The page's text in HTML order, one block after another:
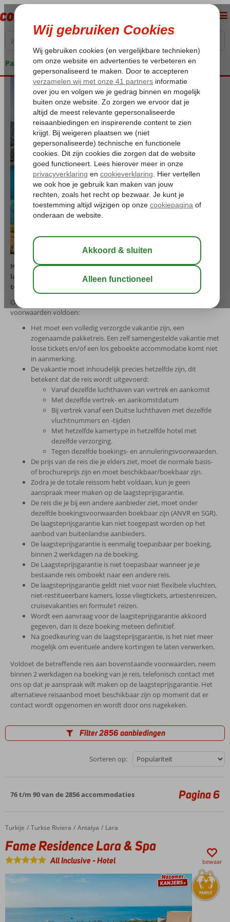
Pakketgarantie
Laagsteprijsgarantie
bij Corendon
Heb je bij een andere reisorganisatie je vakantie tegen een
lagere prijs gespot, dan krijg je van Corendon het verschil
terug mét een bonus van € 20 per boeking!
Om van deze garantie gebruik te maken, moet je aan de volgende
voorwaarden voldoen:
Het moet een volledig verzorgde vakantie zijn, een
zogenaamde pakketreis. Een zelf samengestelde vakantie met
losse tickets en/of een los geboekte accommodatie komt niet
in aanmerking.
De vakantie moet inhoudelijk precies hetzelfde zijn, dit
betekent dat de reis wordt uitgevoerd:
Vanaf dezelfde luchthaven van vertrek en aankomst
Met dezelfde vertrek- en aankomstdatum
Bij vertrek vanaf een Duitse luchthaven met dezelfde
vluchtnummers en -tijden
Met hetzelfde kamertype in hetzelfde hotel met
dezelfde verzorging.
Tegen dezelfde boekings- en annuleringsvoorwaarden.
De prijs van de reis die je elders ziet, moet de normale basis-
of brochureprijs zijn en moet beschikbaar/boekbaar zijn.
Zodra je de totale reissom hebt voldaan, kun je geen
aanspraak meer maken op de laagsteprijsgarantie.
De reis die je bij een andere aanbieder ziet, moet onder
dezelfde boekingsvoorwaarden boekbaar zijn (ANVR en SGR).
De laagsteprijsgarantie kan niet toegepast worden op het
aanbod van buitenlandse aanbieders.
De laagsteprijsgarantie is eenmalig toepasbaar per boeking,
binnen 2 werkdagen na de boeking.
De Laagsteprijsgarantie is niet toepasbaar wanneer je je
bestaande reis omboekt naar een andere reis.
De laagsteprijsgarantie geldt niet voor niet flexibele vluchten,
niet-restitueerbare kamers, losse vliegtickets, artiestenreizen,
cruisevakanties en formule1 reizen.
Wordt een aanvraag voor de laagsteprijsgarantie akkoord
gegeven, dan is deze boeking meteen definitief.
Na goedkeuring van de laagsteprijsgarantie, is het niet meer
mogelijk om eventuele andere kortingen te laten verwerken.
Voldoet de betreffende reis aan bovenstaande voorwaarden, neem
binnen 2 werkdagen na boeking van je reis, telefonisch contact met
ons op dat je aanspraak wilt maken op de laagsteprijsgarantie. Het
alternatieve reisaanbod moet beschikbaar zijn op moment dat er
contact wordt opgenomen en wordt door ons nagekeken.
Filter 2856 aanbiedingen
Sorteren op:
76 t/m 90 van de 2856 accommodaties Pagina 6
Home
Turkije Turkse Riviera Antalya Lara
Fame Residence Lara & Spa
Fame Residence Lara & Spa
All Inclusive-Hotel bewaar